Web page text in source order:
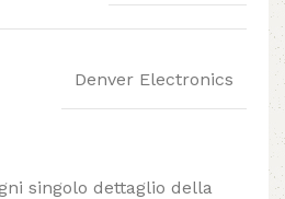
Denver Electronics
singolo dettaglio della